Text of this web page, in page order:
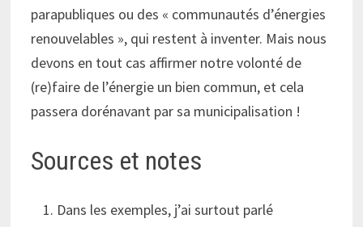
parapubliques ou des « communautés d’énergies
renouvelables », qui restent à inventer. Mais nous
devons en tout cas affirmer notre volonté de
(re)faire de l’énergie un bien commun, et cela
passera dorénavant par sa municipalisation !
Sources et notes
Dans les exemples, j’ai surtout parlé